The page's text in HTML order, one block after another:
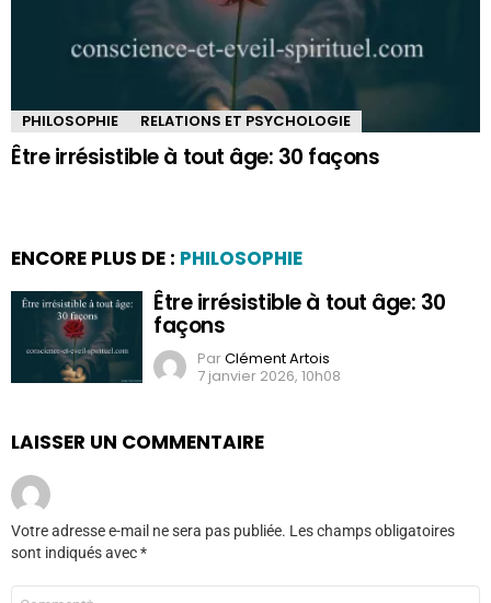
PHILOSOPHIE RELATIONS ET PSYCHOLOGIE
Être irrésistible à tout âge: 30 façons
ENCORE PLUS DE : PHILOSOPHIE
Être irrésistible à tout âge: 30
façons
ParClément Artois
7 janvier 2026, 10h08
LAISSER UN COMMENTAIRE
Votre adresse e-mail ne sera pas publiée. Les champs obligatoires
sont indiqués avec*